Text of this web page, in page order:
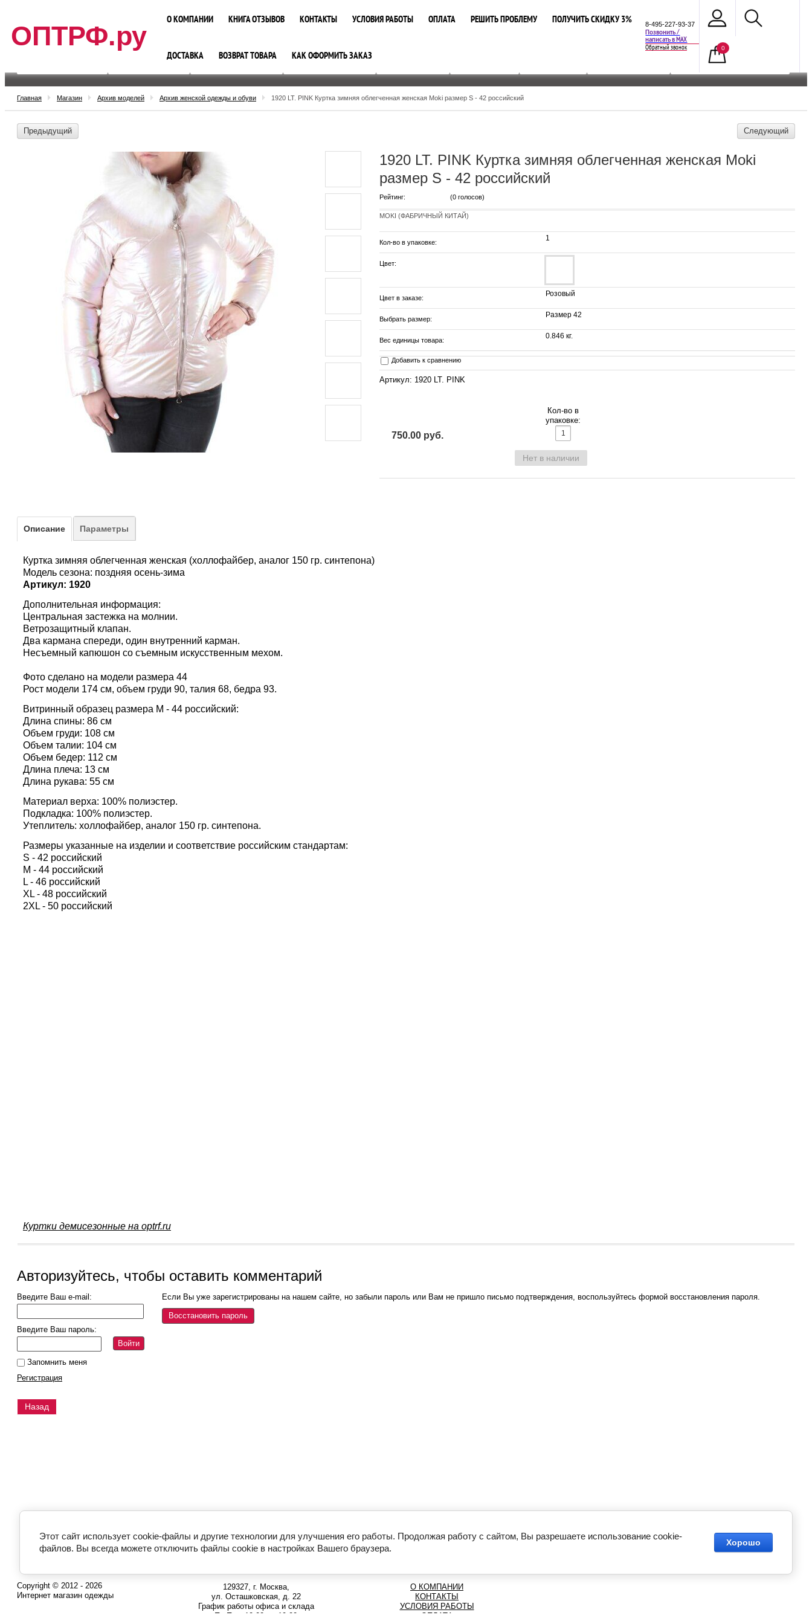
ОПТРФ.ру 0
О КОМПАНИИ КНИГА ОТЗЫВОВ КОНТАКТЫ УСЛОВИЯ РАБОТЫ ОПЛАТА РЕШИТЬ ПРОБЛЕМУ ПОЛУЧИТЬ СКИДКУ 3%
ДОСТАВКА ВОЗВРАТ ТОВАРА КАК ОФОРМИТЬ ЗАКАЗ
8-495-227-93-37
Позвонить /
написать в MAX
Обратный звонок
ЖЕНСКАЯ ОБУВЬ ОБУВЬ НА KUPITEOPTOM.RU
Главная Магазин Архив моделей Архив женской одежды и обуви 1920 LT. PINK Куртка зимняя облегченная женская Moki размер S - 42 российский
Предыдущий Следующий
1920 LT. PINK Куртка зимняя облегченная женская Moki
размер S - 42 российский
Рейтинг: (0 голосов)
MOKI (ФАБРИЧНЫЙ КИТАЙ)
Кол-во в упаковке: 1
Цвет:
Цвет в заказе: Розовый
Выбрать размер: Размер 42
Вес единицы товара: 0.846 кг.
Добавить к сравнению
Артикул: 1920 LT. PINK
750.00 руб.
Кол-во в
упаковке:
Нет в наличии
Описание Параметры
Куртка зимняя облегченная женская (холлофайбер, аналог 150 гр. синтепона)
Модель сезона: поздняя осень-зима
Артикул: 1920
Дополнительная информация:
Центральная застежка на молнии.
Ветрозащитный клапан.
Два кармана спереди, один внутренний карман.
Несъемный капюшон со съемным искусственным мехом.
Фото сделано на модели размера 44
Рост модели 174 см, объем груди 90, талия 68, бедра 93.
Витринный образец размера M - 44 российский:
Длина спины: 86 см
Объем груди: 108 см
Объем талии: 104 см
Объем бедер: 112 см
Длина плеча: 13 см
Длина рукава: 55 см
Материал верха: 100% полиэстер.
Подкладка: 100% полиэстер.
Утеплитель: холлофайбер, аналог 150 гр. синтепона.
Размеры указанные на изделии и соответствие российским стандартам:
S - 42 российский
M - 44 российский
L - 46 российский
XL - 48 российский
2XL - 50 российский
Куртки демисезонные на optrf.ru
Авторизуйтесь, чтобы оставить комментарий
Введите Ваш e-mail:
Введите Ваш пароль:
Войти
Запомнить меня
Регистрация
Если Вы уже зарегистрированы на нашем сайте, но забыли пароль или Вам не пришло письмо подтверждения, воспользуйтесь формой восстановления пароля.
Восстановить пароль
Назад
Copyright © 2012 - 2026
Интернет магазин одежды
129327, г. Москва,
ул. Осташковская, д. 22
График работы офиса и склада
Пн-Пт с 10:00 до 19:00
О КОМПАНИИ
КОНТАКТЫ
УСЛОВИЯ РАБОТЫ
ОПЛАТА
Этот сайт использует cookie-файлы и другие технологии для улучшения его работы. Продолжая работу с сайтом, Вы разрешаете использование cookie-
файлов. Вы всегда можете отключить файлы cookie в настройках Вашего браузера.
Хорошо